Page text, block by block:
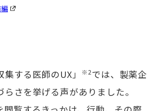
する医師のUX」 ※2では、製薬企
さを挙げる声がありました。